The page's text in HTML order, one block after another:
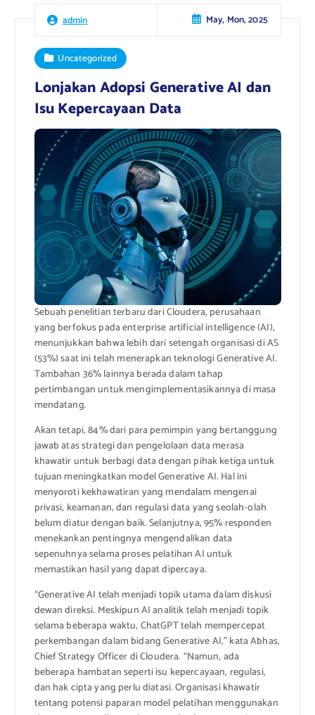
admin May, Mon, 2025
Uncategorized
Lonjakan Adopsi Generative AI dan
Isu Kepercayaan Data
Sebuah penelitian terbaru dari Cloudera, perusahaan
yang berfokus pada enterprise artificial intelligence (AI),
menunjukkan bahwa lebih dari setengah organisasi di AS
(53%) saat ini telah menerapkan teknologi Generative AI.
Tambahan 36% lainnya berada dalam tahap
pertimbangan untuk mengimplementasikannya di masa
mendatang.
Akan tetapi, 84% dari para pemimpin yang bertanggung
jawab atas strategi dan pengelolaan data merasa
khawatir untuk berbagi data dengan pihak ketiga untuk
tujuan meningkatkan model Generative AI. Hal ini
menyoroti kekhawatiran yang mendalam mengenai
privasi, keamanan, dan regulasi data yang seolah-olah
belum diatur dengan baik. Selanjutnya, 95% responden
menekankan pentingnya mengendalikan data
sepenuhnya selama proses pelatihan AI untuk
memastikan hasil yang dapat dipercaya.
“Generative AI telah menjadi topik utama dalam diskusi
dewan direksi. Meskipun AI analitik telah menjadi topik
selama beberapa waktu, ChatGPT telah mempercepat
perkembangan dalam bidang Generative AI,” kata Abhas,
Chief Strategy Officer di Cloudera. “Namun, ada
beberapa hambatan seperti isu kepercayaan, regulasi,
dan hak cipta yang perlu diatasi. Organisasi khawatir
tentang potensi paparan model pelatihan menggunakan